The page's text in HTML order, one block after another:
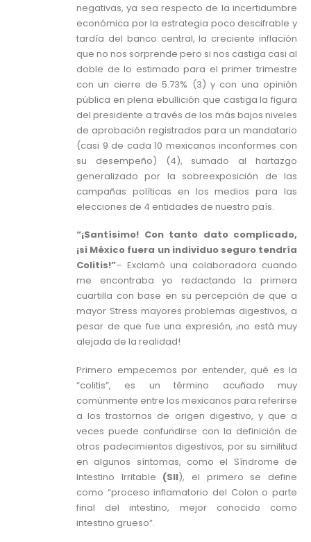
negativas, ya sea respecto de la incertidumbre
económica por la estrategia poco descifrable y
tardía del banco central, la creciente inflación
que no nos sorprende pero si nos castiga casi al
doble de lo estimado para el primer trimestre
con un cierre de 5.73% (3) y con una opinión
pública en plena ebullición que castiga la figura
del presidente a través de los más bajos niveles
de aprobación registrados para un mandatario
(casi 9 de cada 10 mexicanos inconformes con
su desempeño) (4), sumado al hartazgo
generalizado por la sobreexposición de las
campañas políticas en los medios para las
elecciones de 4 entidades de nuestro país.
“¡Santísimo! Con tanto dato complicado,
¡si México fuera un individuo seguro tendría
Colitis!”– Exclamó una colaboradora cuando
me encontraba yo redactando la primera
cuartilla con base en su percepción de que a
mayor Stress mayores problemas digestivos, a
pesar de que fue una expresión, ¡no está muy
alejada de la realidad!
Primero empecemos por entender, qué es la
“colitis”, es un término acuñado muy
comúnmente entre los mexicanos para referirse
a los trastornos de origen digestivo, y que a
veces puede confundirse con la definición de
otros padecimientos digestivos, por su similitud
en algunos síntomas, como el Síndrome de
Intestino Irritable (SII), el primero se define
como “proceso inflamatorio del Colon o parte
final del intestino, mejor conocido como
intestino grueso”.